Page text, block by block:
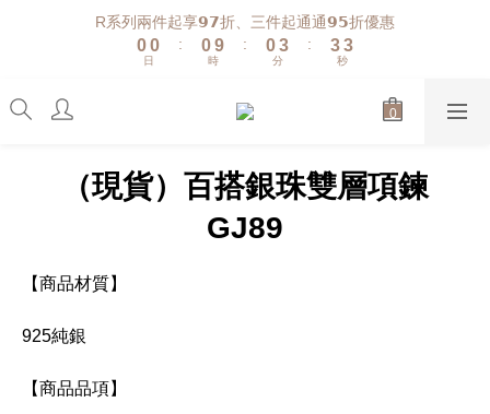
R系列兩件起享𝟵𝟳折、三件起通通𝟵𝟱折優惠
1
0
1
0
日
:
1
09
8
3
2
1
時
:
1
0
4
3
2
分
:
4
3
2
3
2
1
秒
（現貨）百搭銀珠雙層項鍊
GJ89
【商品材質】
925純銀
【商品品項】